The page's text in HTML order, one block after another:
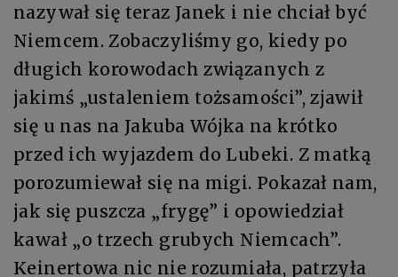
nazywał się teraz Janek i nie chciał być
Niemcem. Zobaczyliśmy go, kiedy po
długich korowodach związanych z
jakimś „ustaleniem tożsamości”, zjawił
się u nas na Jakuba Wójka na krótko
przed ich wyjazdem do Lubeki. Z matką
porozumiewał się na migi. Pokazał nam,
jak się puszcza „frygę” i opowiedział
kawał „o trzech grubych Niemcach”.
Keinertowa nic nie rozumiała, patrzyła